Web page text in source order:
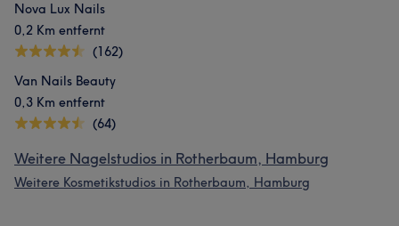
Nova Lux Nails
0,2 Km entfernt
(162)
Van Nails Beauty
0,3 Km entfernt
(64)
Weitere Nagelstudios in Rotherbaum, Hamburg
Weitere Kosmetikstudios in Rotherbaum, Hamburg